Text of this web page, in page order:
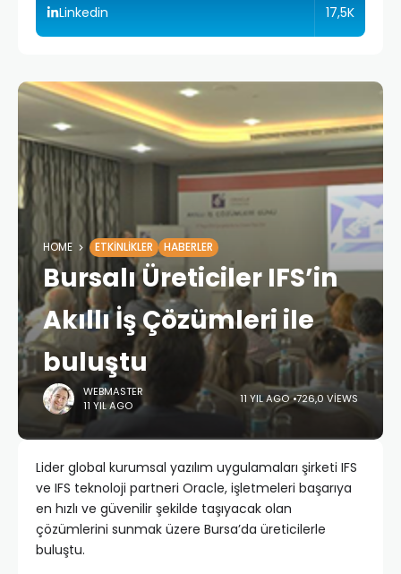
Linkedin 17,5K
HOME ETKINLIKLER HABERLER
Bursalı Üreticiler IFS’in
Akıllı İş Çözümleri ile
buluştu
WEBMASTER
11 YIL AGO
11 YIL AGO 726,0 VIEWS
Lider global kurumsal yazılım uygulamaları şirketi IFS
ve IFS teknoloji partneri Oracle, işletmeleri başarıya
en hızlı ve güvenilir şekilde taşıyacak olan
çözümlerini sunmak üzere Bursa’da üreticilerle
buluştu.